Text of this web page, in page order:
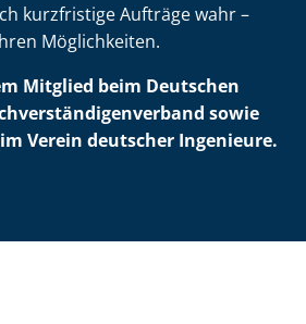
kurzfristige Aufträge wahr –
Möglichkeiten.
Mitglied beim Deutschen
sowie
Verein deutscher Ingenieure.